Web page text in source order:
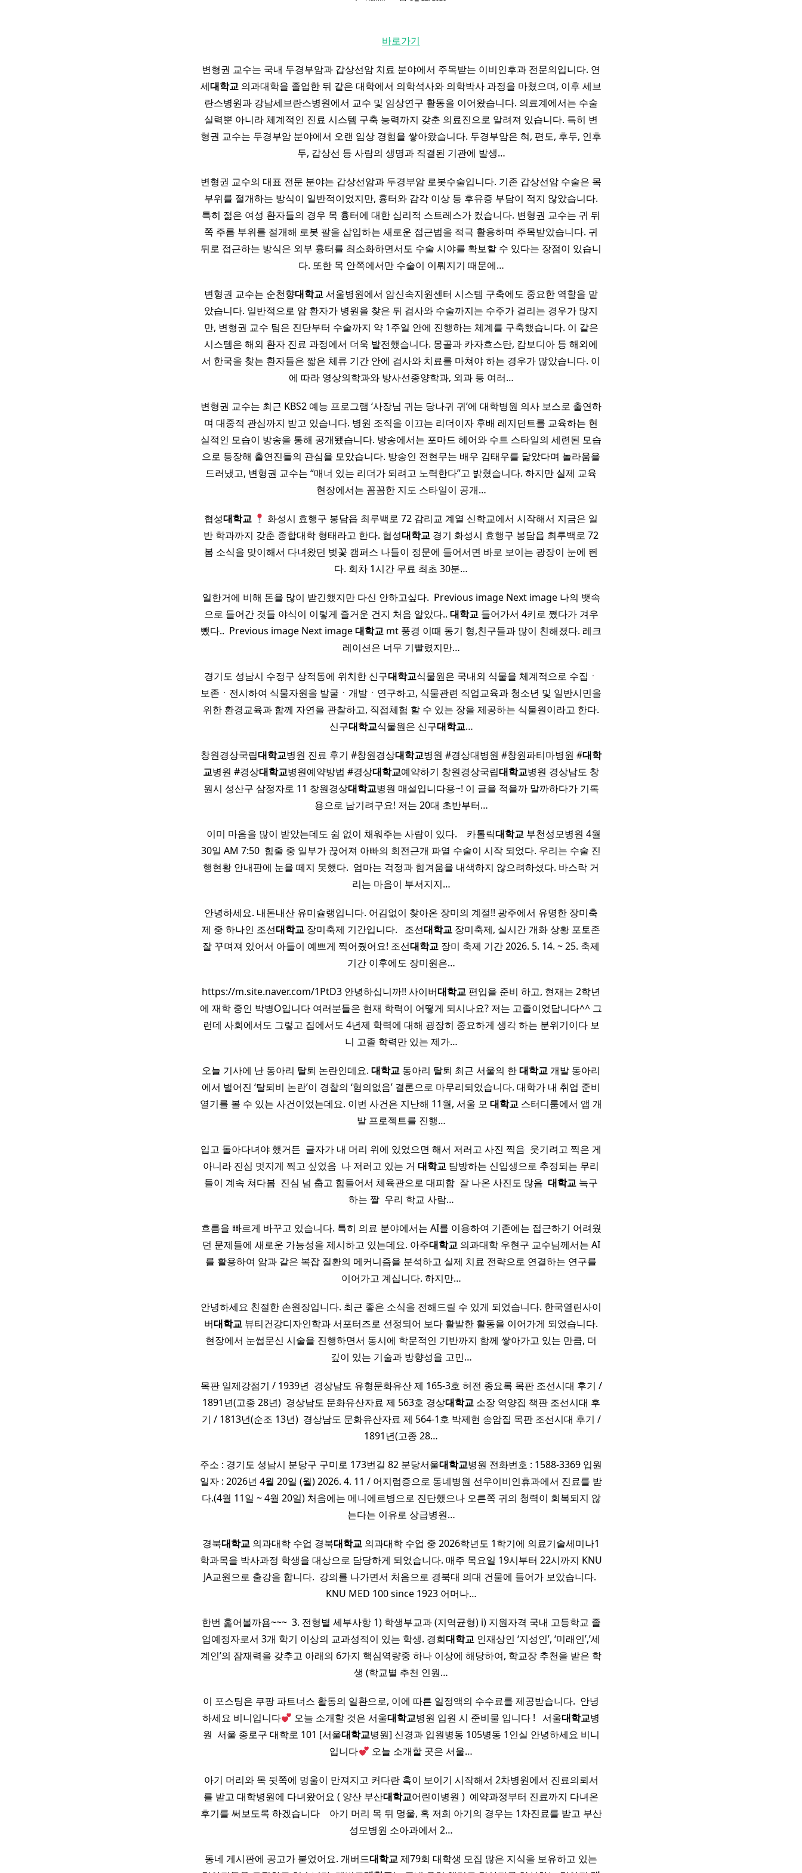
바로가기
변형권 교수는 국내 두경부암과 갑상선암 치료 분야에서 주목받는 이비인후과 전문의입니다. 연
세대학교 의과대학을 졸업한 뒤 같은 대학에서 의학석사와 의학박사 과정을 마쳤으며, 이후 세브
란스병원과 강남세브란스병원에서 교수 및 임상연구 활동을 이어왔습니다. 의료계에서는 수술
실력뿐 아니라 체계적인 진료 시스템 구축 능력까지 갖춘 의료진으로 알려져 있습니다. 특히 변
형권 교수는 두경부암 분야에서 오랜 임상 경험을 쌓아왔습니다. 두경부암은 혀, 편도, 후두, 인후
두, 갑상선 등 사람의 생명과 직결된 기관에 발생…
변형권 교수의 대표 전문 분야는 갑상선암과 두경부암 로봇수술입니다. 기존 갑상선암 수술은 목
부위를 절개하는 방식이 일반적이었지만, 흉터와 감각 이상 등 후유증 부담이 적지 않았습니다.
특히 젊은 여성 환자들의 경우 목 흉터에 대한 심리적 스트레스가 컸습니다. 변형권 교수는 귀 뒤
쪽 주름 부위를 절개해 로봇 팔을 삽입하는 새로운 접근법을 적극 활용하며 주목받았습니다. 귀
뒤로 접근하는 방식은 외부 흉터를 최소화하면서도 수술 시야를 확보할 수 있다는 장점이 있습니
다. 또한 목 안쪽에서만 수술이 이뤄지기 때문에…
변형권 교수는 순천향대학교서울병원에서 암신속지원센터 시스템 구축에도 중요한 역할을 맡
았습니다. 일반적으로 암 환자가 병원을 찾은 뒤 검사와 수술까지는 수주가 걸리는 경우가 많지
만, 변형권 교수 팀은 진단부터 수술까지 약 1주일 안에 진행하는 체계를 구축했습니다. 이 같은
시스템은 해외 환자 진료 과정에서 더욱 발전했습니다. 몽골과 카자흐스탄, 캄보디아 등 해외에
서 한국을 찾는 환자들은 짧은 체류 기간 안에 검사와 치료를 마쳐야 하는 경우가 많았습니다. 이
에 따라 영상의학과와 방사선종양학과, 외과 등 여러…
변형권 교수는 최근 KBS2 예능 프로그램 ‘사장님 귀는 당나귀 귀’에 대학병원 의사 보스로 출연하
며 대중적 관심까지 받고 있습니다. 병원 조직을 이끄는 리더이자 후배 레지던트를 교육하는 현
실적인 모습이 방송을 통해 공개됐습니다. 방송에서는 포마드 헤어와 수트 스타일의 세련된 모습
으로 등장해 출연진들의 관심을 모았습니다. 방송인 전현무는 배우 김태우를 닮았다며 놀라움을
드러냈고, 변형권 교수는 “매너 있는 리더가 되려고 노력한다”고 밝혔습니다. 하지만 실제 교육
현장에서는 꼼꼼한 지도 스타일이 공개…
협성대학교
화성시 효행구 봉담읍 최루백로 72 감리교 계열 신학교에서 시작해서 지금은 일
반 학과까지 갖춘 종합대학 형태라고 한다. 협성대학교 경기 화성시 효행구 봉담읍 최루백로 72
봄 소식을 맞이해서 다녀왔던 벚꽃 캠퍼스 나들이 정문에 들어서면 바로 보이는 광장이 눈에 띈
다. 회차 1시간 무료 최초 30분…
일한거에 비해 돈을 많이 받긴했지만 다신 안하고싶다. ​ Previous image Next image 나의 뱃속
으로 들어간 것들 야식이 이렇게 즐거운 건지 처음 알았다.. 대학교들어가서 4키로 쪘다가 겨우
뺐다.. ​ Previous image Next image대학교 mt 풍경 이때 동기 형,친구들과 많이 친해졌다. 레크
레이션은 너무 기빨렸지만…
경기도 성남시 수정구 상적동에 위치한 신구대학교식물원은 국내외 식물을 체계적으로 수집ㆍ
보존ㆍ전시하여 식물자원을 발굴ㆍ개발ㆍ연구하고, 식물관련 직업교육과 청소년 및 일반시민을
위한 환경교육과 함께 자연을 관찰하고, 직접체험 할 수 있는 장을 제공하는 식물원이라고 한다.
신구대학교식물원은 신구대학교…
창원경상국립대학교병원 진료 후기 #창원경상대학교병원 #경상대병원 #창원파티마병원 #대학
교병원 #경상대학교병원예약방법 #경상대학교예약하기 창원경상국립대학교병원 경상남도 창
원시 성산구 삼정자로 11 창원경상대학교병원 매설입니다용~! 이 글을 적을까 말까하다가 기록
용으로 남기려구요! 저는 20대 초반부터…
​ ​ 이미 마음을 많이 받았는데도 쉼 없이 채워주는 사람이 있다. ​ ​ ​ 카톨릭대학교부천성모병원 4월
30일 AM 7:50 ​ 힘줄 중 일부가 끊어져 아빠의 회전근개 파열 수술이 시작 되었다. 우리는 수술 진
행현황 안내판에 눈을 떼지 못했다. ​ 엄마는 걱정과 힘겨움을 내색하지 않으려하셨다. 바스락 거
리는 마음이 부서지지…
안녕하세요. 내돈내산 유미슐랭입니다. 어김없이 찾아온 장미의 계절!! 광주에서 유명한 장미축
제 중 하나인 조선대학교 장미축제 기간입니다. ​ ​ 조선대학교 장미축제, 실시간 개화 상황 포토존
잘 꾸며져 있어서 아들이 예쁘게 찍어줬어요! 조선대학교 장미 축제 기간 2026. 5. 14. ~ 25. 축제
기간 이후에도 장미원은…
https://m.site.naver.com/1PtD3 안녕하십니까!! 사이버대학교 편입을 준비 하고, 현재는 2학년
에 재학 중인 박병O입니다 여러분들은 현재 학력이 어떻게 되시나요? 저는 고졸이었답니다^^ 그
런데 사회에서도 그렇고 집에서도 4년제 학력에 대해 굉장히 중요하게 생각 하는 분위기이다 보
니 고졸 학력만 있는 제가…
오늘 기사에 난 동아리 탈퇴 논란인데요. 대학교 동아리 탈퇴 최근 서울의 한대학교개발 동아리
에서 벌어진 ‘탈퇴비 논란’이 경찰의 ‘혐의없음’ 결론으로 마무리되었습니다. 대학가 내 취업 준비
열기를 볼 수 있는 사건이었는데요. 이번 사건은 지난해 11월, 서울 모 대학교 스터디룸에서 앱 개
발 프로젝트를 진행…
입고 돌아다녀야 했거든 ​ 글자가 내 머리 위에 있었으면 해서 저러고 사진 찍음 ​ 웃기려고 찍은 게
아니라 진심 멋지게 찍고 싶었음 ​ 나 저러고 있는 거 대학교 탐방하는 신입생으로 추정되는 무리
들이 계속 쳐다봄 ​ 진심 넘 춥고 힘들어서 체육관으로 대피함 ​ 잘 나온 사진도 많음 ​ 대학교 늑구
하는 짤 ​ 우리 학교 사람…
흐름을 빠르게 바꾸고 있습니다. 특히 의료 분야에서는 AI를 이용하여 기존에는 접근하기 어려웠
던 문제들에 새로운 가능성을 제시하고 있는데요. 아주대학교의과대학 우현구 교수님께서는 AI
를 활용하여 암과 같은 복잡 질환의 메커니즘을 분석하고 실제 치료 전략으로 연결하는 연구를
이어가고 계십니다. 하지만…
안녕하세요 친절한 손원장입니다. 최근 좋은 소식을 전해드릴 수 있게 되었습니다. 한국열린사이
버대학교 뷰티건강디자인학과 서포터즈로 선정되어 보다 활발한 활동을 이어가게 되었습니다.
현장에서 눈썹문신 시술을 진행하면서 동시에 학문적인 기반까지 함께 쌓아가고 있는 만큼, 더
깊이 있는 기술과 방향성을 고민…
목판 일제강점기 / 1939년 ​ 경상남도 유형문화유산 제 165-3호 허전 종요록 목판 조선시대 후기 /
1891년(고종 28년) ​ 경상남도 문화유산자료 제 563호 경상대학교소장 역양집 책판 조선시대 후
기 / 1813년(순조 13년) ​ 경상남도 문화유산자료 제 564-1호 박제현 송암집 목판 조선시대 후기 /
1891년(고종 28…
주소 : 경기도 성남시 분당구 구미로 173번길 82 분당서울대학교병원 전화번호 : 1588-3369 입원
일자 : 2026년 4월 20일 (월) 2026. 4. 11 / 어지럼증으로 동네병원 선우이비인휴과에서 진료를 받
다.(4월 11일 ~ 4월 20일) 처음에는 메니에르병으로 진단했으나 오른쪽 귀의 청력이 회복되지 않
는다는 이유로 상급병원…
경북대학교 의과대학 수업 경북대학교 의과대학 수업 중 2026학년도 1학기에 의료기술세미나1
학과목을 박사과정 학생을 대상으로 담당하게 되었습니다. 매주 목요일 19시부터 22시까지 KNU
JA교원으로 출강을 합니다. ​ 강의를 나가면서 처음으로 경북대 의대 건물에 들어가 보았습니다. ​
KNU MED 100 since 1923 어머나…
한번 훑어볼까욤~~~ ​ 3. 전형별 세부사항 1) 학생부교과 (지역균형) i) 지원자격 국내 고등학교 졸
업예정자로서 3개 학기 이상의 교과성적이 있는 학생. 경희대학교 인재상인 ‘지성인’, ‘미래인’,’세
계인’의 잠재력을 갖추고 아래의 6가지 핵심역량중 하나 이상에 해당하여, 학교장 추천을 받은 학
생 (학교별 추천 인원…
이 포스팅은 쿠팡 파트너스 활동의 일환으로, 이에 따른 일정액의 수수료를 제공받습니다. ​ 안녕
하세요 비니입니다
오늘 소개할 것은 서울대학교병원 입원 시 준비물 입니다 ! ​ ​ 서울대학교병
원 ​ 서울 종로구 대학로 101 [서울대학교병원] 신경과 입원병동 105병동 1인실 안녕하세요 비니
입니다
오늘 소개할 곳은 서울…
아기 머리와 목 뒷쪽에 멍울이 만져지고 커다란 혹이 보이기 시작해서 2차병원에서 진료의뢰서
를 받고 대학병원에 다녀왔어요 ( 양산 부산대학교어린이병원 ) ​ 예약과정부터 진료까지 다녀온
후기를 써보도록 하겠습니다 ​ ​ ​ 아기 머리 목 뒤 멍울, 혹 저희 아기의 경우는 1차진료를 받고 부산
성모병원 소아과에서 2…
동네 게시판에 공고가 붙었어요. 개버드대학교제79회 대학생 모집 많은 지식을 보유하고 있는